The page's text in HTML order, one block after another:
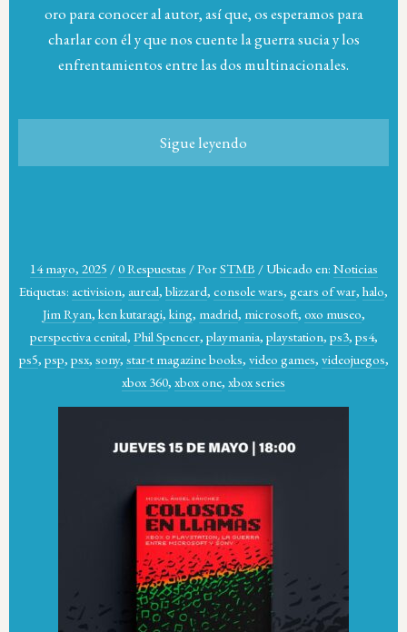
oro para conocer al autor, así que, os esperamos para
charlar con él y que nos cuente la guerra sucia y los
enfrentamientos entre las dos multinacionales.
Sigue leyendo
14 mayo, 2025 /0 Respuestas /PorSTMB / Ubicado en: Noticias
Etiquetas: activision, aureal, blizzard, console wars, gears of war, halo,
Jim Ryan, ken kutaragi, king, madrid, microsoft, oxo museo,
perspectiva cenital, Phil Spencer, playmania, playstation, ps3, ps4,
ps5, psp, psx, sony, star-t magazine books, video games, videojuegos,
xbox 360, xbox one, xbox series